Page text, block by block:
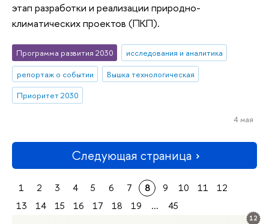
12
этап разработки и реализации природно-
климатических проектов (ПКП).
Программа развития 2030
исследования и аналитика
репортаж о событии
Вышка технологическая
Приоритет 2030
4 мая
Следующая страница
1 2 3 4 5 6 7 8 9 10 11
12
13
14 15 16 17 18 19 ... 45